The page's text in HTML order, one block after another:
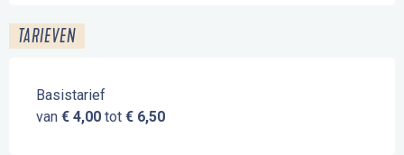
TARIEVEN
Basistarief
van € 4,00 tot € 6,50